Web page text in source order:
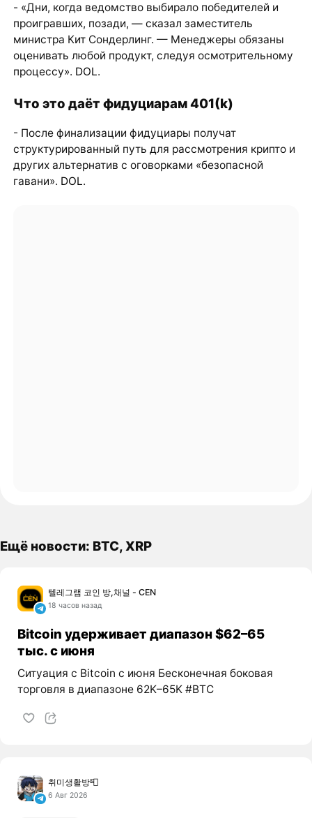
- «Дни, когда ведомство выбирало победителей и
проигравших, позади, — сказал заместитель
министра Кит Сондерлинг. — Менеджеры обязаны
оценивать любой продукт, следуя осмотрительному
процессу». DOL.
Что это даёт фидуциарам 401(k)
- После финализации фидуциары получат
структурированный путь для рассмотрения крипто и
других альтернатив с оговорками «безопасной
гавани». DOL.
Ещё новости: BTC, XRP
텔레그램 코인 방,채널 - CEN
18 часов назад
Bitcoin удерживает диапазон $62–65
тыс. с июня
Ситуация с Bitcoin с июня Бесконечная боковая
торговля в диапазоне 62K–65K #BTC
취미생활방📮
6 Авг 2026